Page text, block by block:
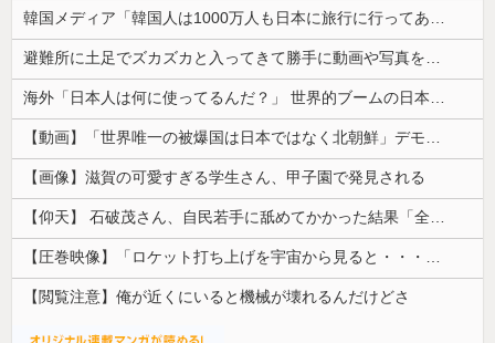
韓国メディア「韓国人は1000万人も日本に旅行に行ってあげるのに、どうして日本人は韓国に来ないのか」自国に魅力がないのを棚に上げて日本を分析
避難所に土足でズカズカと入ってきて勝手に動画や写真を撮影したメディア取材陣、挙句の果てに要求してきたのは……
海外「日本人は何に使ってるんだ？」 世界的ブームの日本の食品、買ってみたものの使い道が分からない外国人が続出
【動画】「世界唯一の被爆国は日本ではなく北朝鮮」デモが開催される
【画像】滋賀の可愛すぎる学生さん、甲子園で発見される
【仰天】 石破茂さん、自民若手に舐めてかかった結果「全てを失うｗｗｗｗｗ」
【圧巻映像】「ロケット打ち上げを宇宙から見ると・・・」の動画が衝撃的
【閲覧注意】俺が近くにいると機械が壊れるんだけどさ